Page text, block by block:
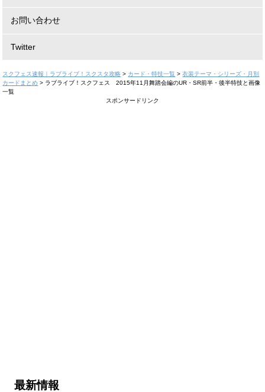
お問い合わせ
Twitter
スクフェス速報｜ラブライブ！スクスタ攻略 > カード・特技一覧 >衣装テーマ・シリーズ・月別
カードまとめ > ラブライブ！スクフェス 2015年11月舞踏会編のUR・SR前半・後半特技と画像
一覧
スポンサードリンク
最新情報